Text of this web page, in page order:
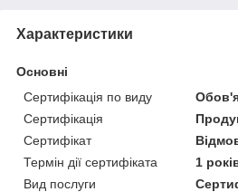
Характеристики
Основні
Сертифікація по виду
Сертифікація
Сертифікат
Термін дії сертифіката
1
Вид послуги